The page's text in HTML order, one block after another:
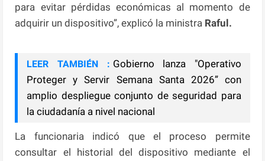
para evitar pérdidas económicas al momento de
adquirir un dispositivo”, explicó la ministra Raful.
LEER TAMBIÉN : Gobierno lanza "Operativo
Proteger y Servir Semana Santa 2026” con
amplio despliegue conjunto de seguridad para
la ciudadanía a nivel nacional
La funcionaria indicó que el proceso permite
consultar el historial del dispositivo mediante el